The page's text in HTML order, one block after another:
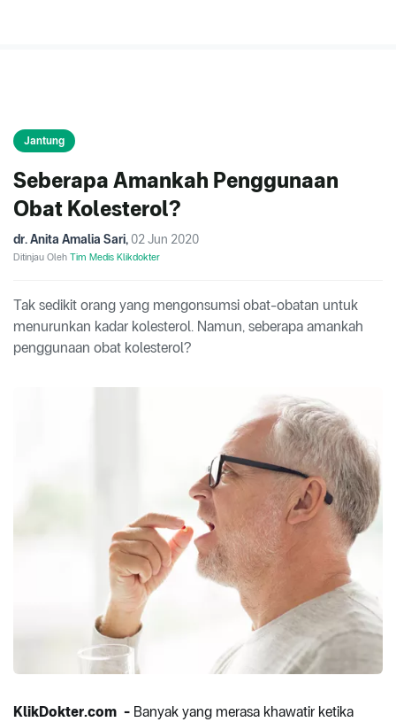
Jantung
Seberapa Amankah Penggunaan
Obat Kolesterol?
dr. Anita Amalia Sari, 02 Jun 2020
Ditinjau Oleh Tim Medis Klikdokter
Tak sedikit orang yang mengonsumsi obat-obatan untuk
menurunkan kadar kolesterol. Namun, seberapa amankah
penggunaan obat kolesterol?
KlikDokter.com - Banyak yang merasa khawatir ketika